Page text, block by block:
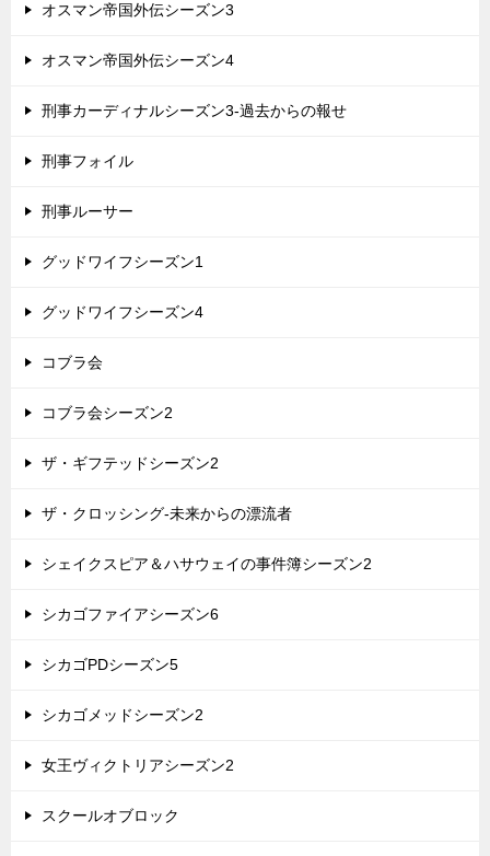
オスマン帝国外伝シーズン3
オスマン帝国外伝シーズン4
刑事カーディナルシーズン3-過去からの報せ
刑事フォイル
刑事ルーサー
グッドワイフシーズン1
グッドワイフシーズン4
コブラ会
コブラ会シーズン2
ザ・ギフテッドシーズン2
ザ・クロッシング-未来からの漂流者
シェイクスピア＆ハサウェイの事件簿シーズン2
シカゴファイアシーズン6
シカゴPDシーズン5
シカゴメッドシーズン2
女王ヴィクトリアシーズン2
スクールオブロック